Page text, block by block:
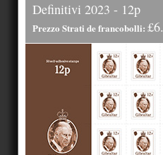
Definitivi 2023 - 12p
Prezzo Strati de francobolli: